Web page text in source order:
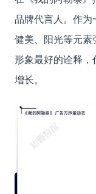
品牌代言人。作为
健美、阳光等元素
形象最好的诠释，
增长。